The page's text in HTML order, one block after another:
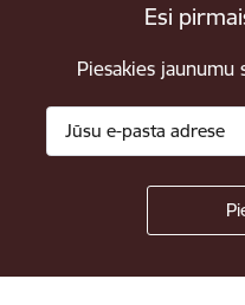
Esi
Piesakies jaunumu